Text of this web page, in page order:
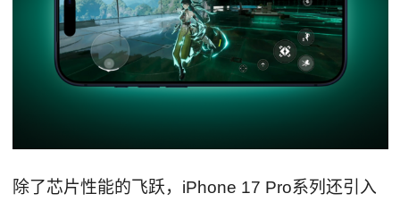
除了芯片性能的飞跃，iPhone 17 Pro系列还引入